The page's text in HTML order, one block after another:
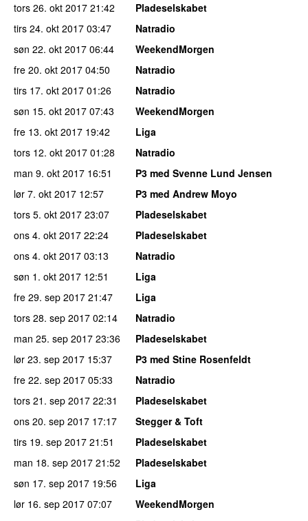
tors 26. okt 2017 21:42
Pladeselskabet
tirs 24. okt 2017 03:47
Natradio
søn 22. okt 2017 06:44
WeekendMorgen
fre 20. okt 2017 04:50
Natradio
tirs 17. okt 2017 01:26
Natradio
søn 15. okt 2017 07:43
WeekendMorgen
fre 13. okt 2017 19:42
Liga
tors 12. okt 2017 01:28
Natradio
man 9. okt 2017 16:51
P3 med Svenne Lund Jensen
lør 7. okt 2017 12:57
P3 med Andrew Moyo
tors 5. okt 2017 23:07
Pladeselskabet
ons 4. okt 2017 22:24
Pladeselskabet
ons 4. okt 2017 03:13
Natradio
søn 1. okt 2017 12:51
Liga
fre 29. sep 2017 21:47
Liga
tors 28. sep 2017 02:14
Natradio
man 25. sep 2017 23:36
Pladeselskabet
lør 23. sep 2017 15:37
P3 med Stine Rosenfeldt
fre 22. sep 2017 05:33
Natradio
tors 21. sep 2017 22:31
Pladeselskabet
ons 20. sep 2017 17:17
Stegger & Toft
tirs 19. sep 2017 21:51
Pladeselskabet
man 18. sep 2017 21:52
Pladeselskabet
søn 17. sep 2017 19:56
Liga
lør 16. sep 2017 07:07
WeekendMorgen